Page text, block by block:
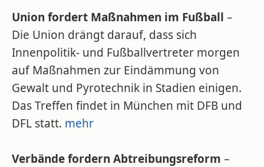
Union fordert Maßnahmen im Fußball –
Die Union drängt darauf, dass sich
Innenpolitik- und Fußballvertreter morgen
auf Maßnahmen zur Eindämmung von
Gewalt und Pyrotechnik in Stadien einigen.
Das Treffen findet in München mit DFB und
DFL statt. mehr
Verbände fordern Abtreibungsreform –